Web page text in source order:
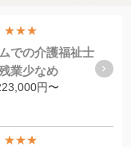
★★★
での介護福祉士
業少なめ
円〜
★★★